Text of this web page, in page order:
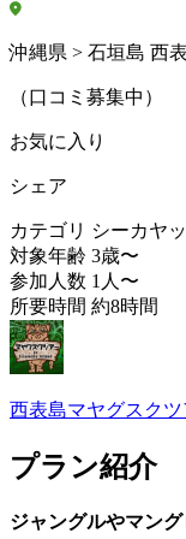
沖縄県 > 石垣島 西
（口コミ募集中）
お気に入り
シェア
カテゴリ シーカヤ
対象年齢 3歳〜
参加人数 1人〜
所要時間 約8時間
西表島マヤグスクツ
プラン紹介
ジャングルやマン